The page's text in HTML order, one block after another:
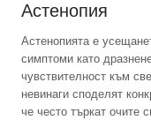
Астенопия
Астенопията е
симптоми като
чувствителност към
невинаги споделят
че често търкат очите